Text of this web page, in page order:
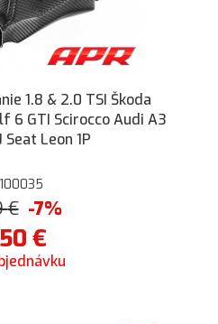
1.8 & 2.0 TSI Škoda
6 GTI Scirocco Audi A3
Leon 1P
€ -7%
€